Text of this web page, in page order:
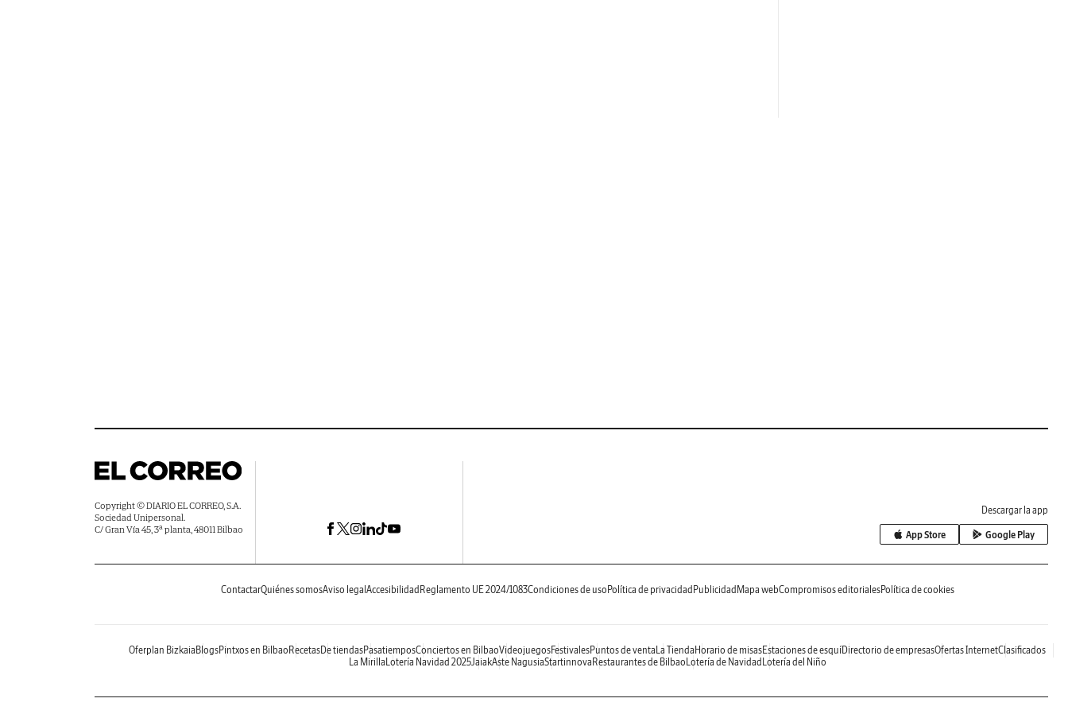
Copyright © DIARIO EL CORREO, S.A.
Sociedad Unipersonal.
C/ Gran Vía 45, 3ª planta, 48011 Bilbao
Descargar la app
App Store Google Play
ContactarQuiénes somosAviso legal Accesibilidad Reglamento UE 2024/1083Condiciones de uso Política de privacidad Publicidad Mapa webCompromisos editorialesPolítica de cookies
Oferplan Bizkaia BlogsPintxos en Bilbao RecetasDe tiendasPasatiemposConciertos en BilbaoVideojuegosFestivalesPuntos de venta La Tienda Horario de misasEstaciones de esquíDirectorio de empresasOfertas InternetClasificados
La Mirilla Lotería Navidad 2025JaiakAste NagusiaStartinnova Restaurantes de Bilbao Lotería de Navidad Lotería del Niño